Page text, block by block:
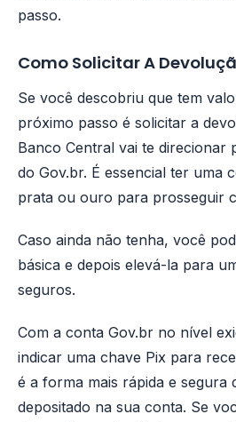
passo.
Como Solicitar A
Se você descobriu que tem
próximo passo é solicitar a
Banco Central vai te direcionar
do Gov.br. É essencial ter uma
prata ou ouro para prosseguir
Caso ainda não tenha, você
básica e depois elevá-la para
seguros.
Com a conta Gov.br no nível
indicar uma chave Pix para
é a forma mais rápida e segura
depositado na sua conta. Se